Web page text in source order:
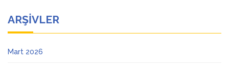
ARŞIVLER
Mart 2026